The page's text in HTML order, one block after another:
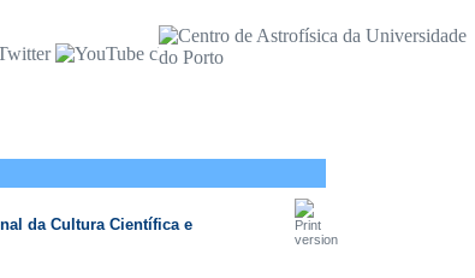
da Cultura Científica e